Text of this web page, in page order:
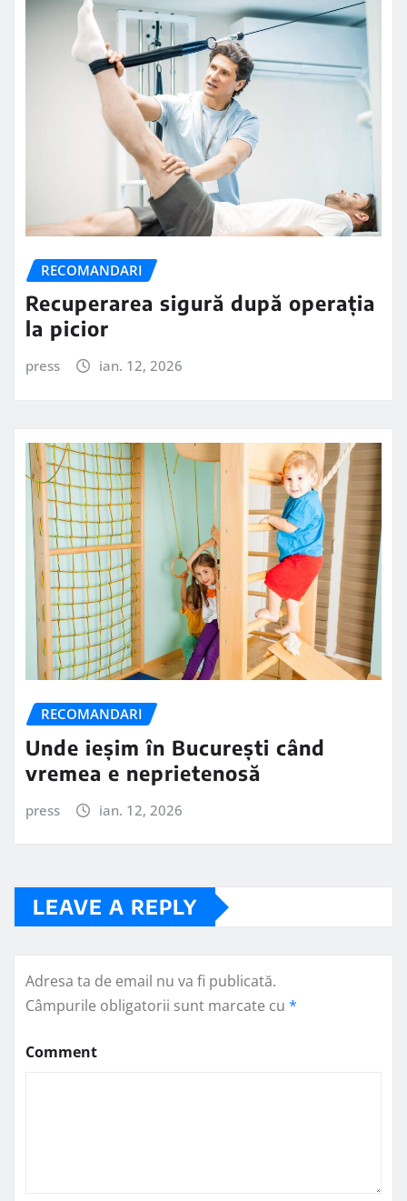
RECOMANDARI
Recuperarea sigură după operația
la picior
press ian. 12, 2026
RECOMANDARI
Unde ieșim în București când
vremea e neprietenosă
press ian. 12, 2026
LEAVE A REPLY
Adresa ta de email nu va fi publicată.
Câmpurile obligatorii sunt marcate cu *
Comment